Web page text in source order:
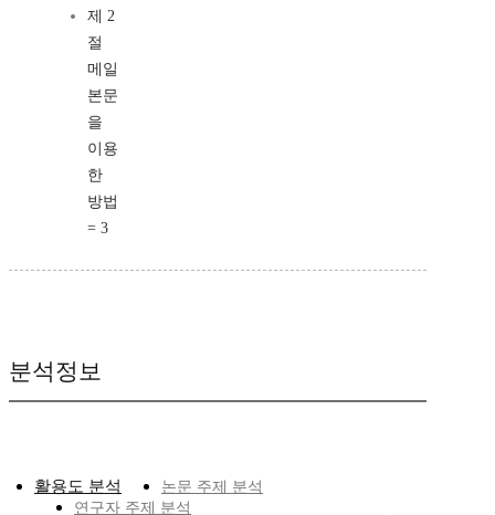
제 2
절
메일
본문
을
이용
한
방법
= 3
분석정보
활용도 분석
논문 주제 분석
연구자 주제 분석